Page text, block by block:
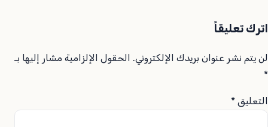
اترك تعليقاً
لن يتم نشر عنوان بريدك الإلكتروني. الحقول الإلزامية مشار إليها بـ
*
التعليق *